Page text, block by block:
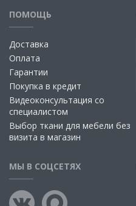
ПОМОЩЬ
Доставка
Оплата
Гарантии
Покупка в кредит
Видеоконсультация со
специалистом
Выбор ткани для мебели без
визита в магазин
МЫ В СОЦСЕТЯХ